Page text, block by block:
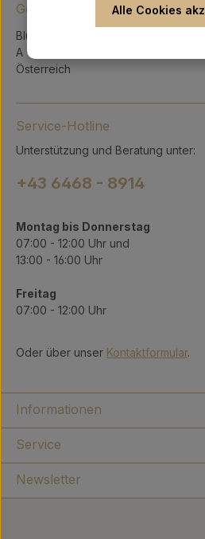
Gerry Intergeschenke
Blühnbachstraße 9
A - 5451 Tenneck
Österreich
Service-Hotline
Unterstützung und Beratung unter:
+43 6468 - 8914
Montag bis Donnerstag
07:00 - 12:00 Uhr und
13:00 - 16:00 Uhr
Freitag
07:00 - 12:00 Uhr
Oder über unser Kontaktformular.
Informationen
Service
Newsletter
Alle Cookies